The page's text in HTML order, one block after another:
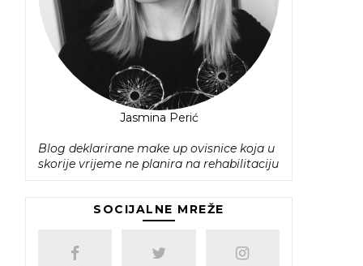
Jasmina Perić
Blog deklarirane make up ovisnice koja u
skorije vrijeme ne planira na rehabilitaciju
SOCIJALNE MREŽE